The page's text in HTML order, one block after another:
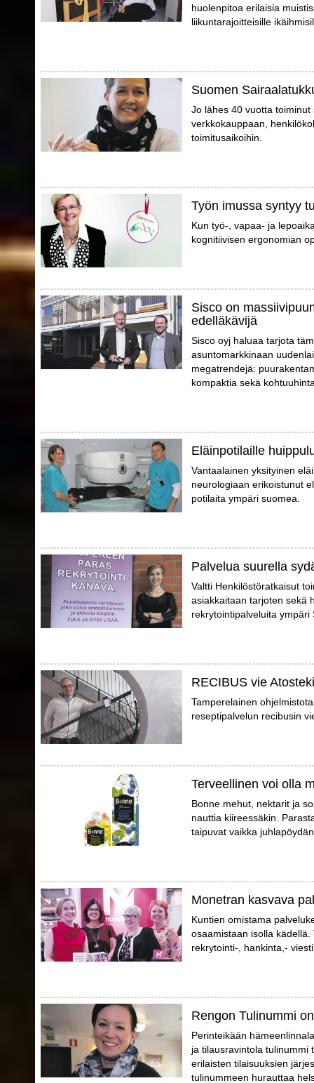
huolenpitoa erilaisia
liikuntarajoitteisille
Suomen
Jo lähes 40 vuotta
verkkokauppaan,
toimitusaikoihin.
Työn imussa syntyy
Kun työ-, vapaa- ja
kognitiivisen ergonomian
Sisco on
edelläkävijä
Sisco oyj haluaa tarjota
asuntomarkkinaan
megatrendejä:
kompaktia sekä
Eläinpotilaille
Vantaalainen yksityinen
neurologiaan erikoistunut
potilaita ympäri suomea.
Palvelua suurella
Valtti Henkilöstöratkaisut
asiakkaitaan tarjoten sekä
rekrytointipalveluita ympäri
RECIBUS vie
Tamperelainen
reseptipalvelun recibusin
Terveellinen voi olla
Bonne mehut, nektarit ja
nauttia kiireessäkin.
taipuvat vaikka
Monetran kasvava
Kuntien omistama
osaamistaan isolla
rekrytointi-, hankinta,-
Rengon Tulinummi
Perinteikään
ja tilausravintola tulinummi
erilaisten tilaisuuksien
tulinummeen hurauttaa